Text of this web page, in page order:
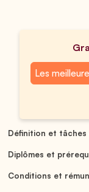
Les
Définition et
Diplômes et
Conditions et